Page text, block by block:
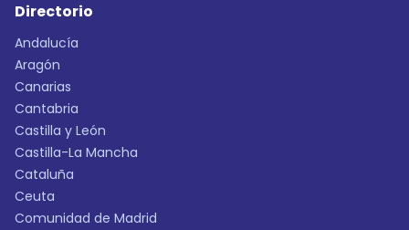
Directorio
Andalucía
Aragón
Canarias
Cantabria
Castilla y León
Castilla-La Mancha
Cataluña
Ceuta
Comunidad de Madrid